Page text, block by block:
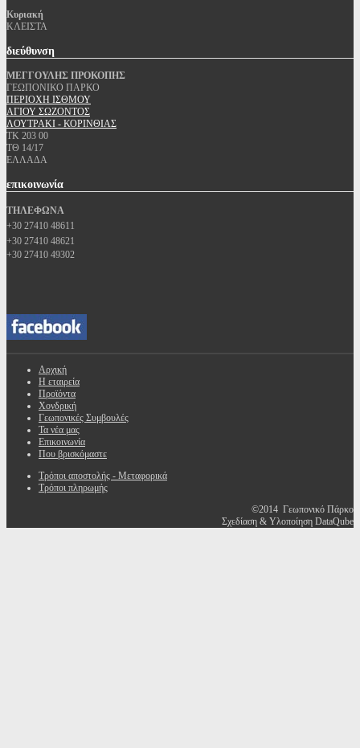
Κυριακή
ΚΛΕΙΣΤΑ
διεύθυνση
ΜΕΓΓΟΥΛΗΣ ΠΡΟΚΟΠΗΣ
ΓΕΩΠΟΝΙΚΟ ΠΑΡΚΟ
ΠΕΡΙΟΧΗ ΙΣΘΜΟΥ
ΑΓΙΟΥ ΣΩΖΟΝΤΟΣ
ΛΟΥΤΡΑΚΙ - ΚΟΡΙΝΘΙΑΣ
ΤΚ 203 00
ΤΘ 14/17
ΕΛΛΑΔΑ
επικοινωνία
ΤΗΛΕΦΩΝΑ
+30 27410 48611
+30 27410 48621
+30 27410 49302
Αρχική
Η εταιρεία
Προϊόντα
Χονδρική
Γεωπονικές Συμβουλές
Τα νέα μας
Επικοινωνία
Που βρισκόμαστε
Τρόποι αποστολής - Μεταφορικά
Τρόποι πληρωμής
©2014 Γεωπονικό Πάρκο
Σχεδίαση & Υλοποίηση DataQube